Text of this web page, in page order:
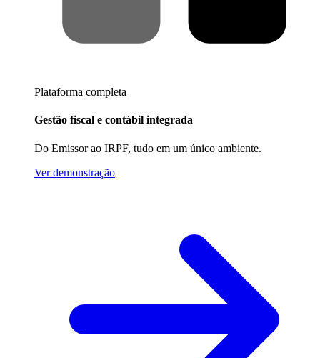
Plataforma completa
Gestão fiscal e contábil integrada
Do Emissor ao IRPF, tudo em um único ambiente.
Ver demonstração